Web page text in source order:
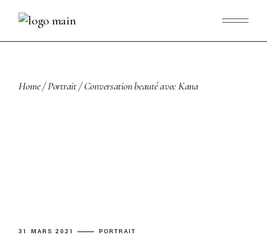
content
Home Portrait Conversation beauté avec Kana
31 MARS 2021 PORTRAIT